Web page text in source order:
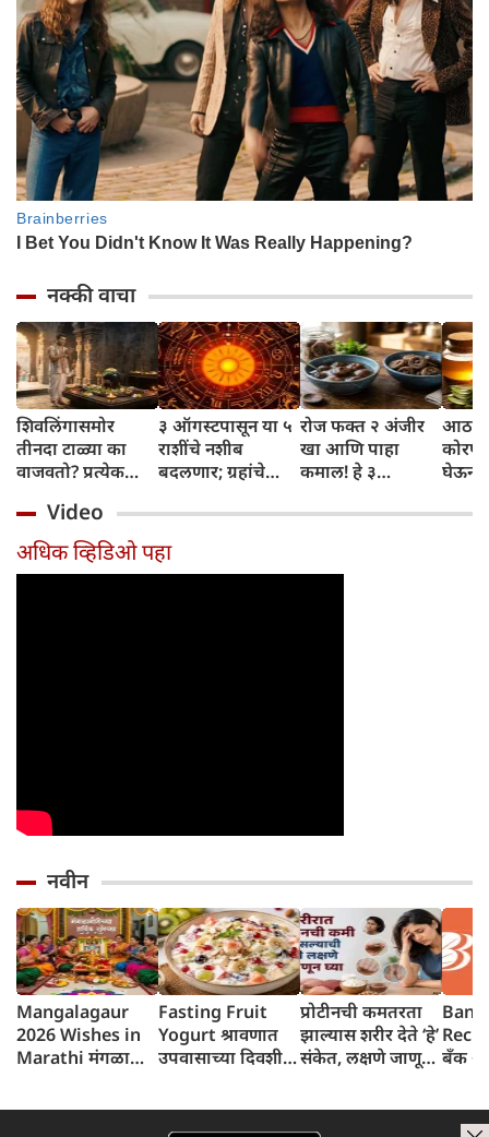
नक्की वाचा
शिवलिंगासमोर
तीनदा टाळ्या का
वाजवतो? प्रत्येक
जाणून घ्या
३ ऑगस्टपासून या ५
राशींचे नशीब
बदलणार; ग्रहांचे
संपतील आणि शुभ
दिवसांची सुरुवात
होईल
रोज फक्त २ अंजीर
खा आणि पाहा
कमाल! हे ३
तुम्हाला ठाऊक
घेऊन
Video
अधिक व्हिडिओ पहा
नवीन
Mangalagaur
2026 Wishes in
Marathi मंगळागौर
Fasting Fruit
Yogurt श्रावणात
उपवासाच्या दिवशी
प्रोटीनची कमतरता
झाल्यास शरीर देते ‘हे’
संकेत, लक्षणे जाणून बँक